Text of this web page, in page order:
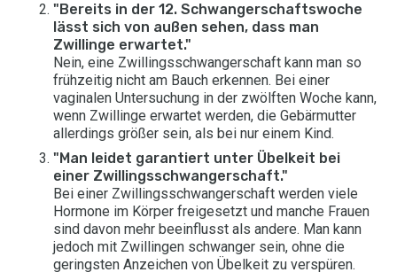
"Bereits in der 12. Schwangerschaftswoche
lässt sich von außen sehen, dass man
Zwillinge erwartet."
Nein, eine Zwillingsschwangerschaft kann man so
frühzeitig nicht am Bauch erkennen. Bei einer
vaginalen Untersuchung in der zwölften Woche kann,
wenn Zwillinge erwartet werden, die Gebärmutter
allerdings größer sein, als bei nur einem Kind.
"Man leidet garantiert unter Übelkeit bei
einer Zwillingsschwangerschaft."
Bei einer Zwillingsschwangerschaft werden viele
Hormone im Körper freigesetzt und manche Frauen
sind davon mehr beeinflusst als andere. Man kann
jedoch mit Zwillingen schwanger sein, ohne die
geringsten Anzeichen von Übelkeit zu verspüren.